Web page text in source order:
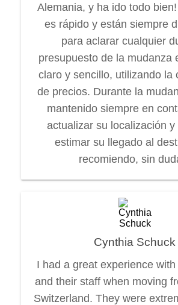
Alemania, y ha ido todo
es rápido y están siempre
para aclarar cualquier
presupuesto de la mudanza
claro y sencillo, utilizando la
de precios. Durante la
mantenido siempre en
actualizar su localización
estimar su llegado al
recomiendo, sin
Cynthia Schuck
I had a great experience
and their staff when moving
Switzerland. They were